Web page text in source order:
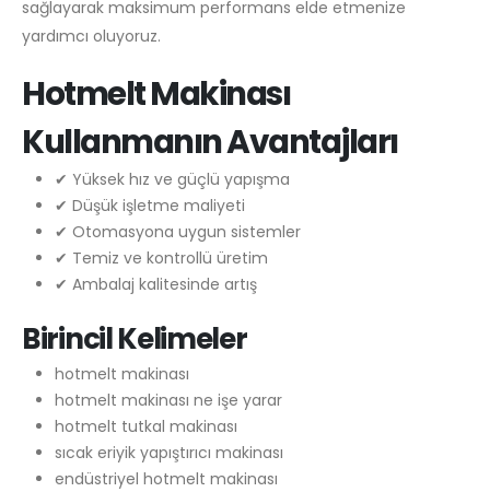
sağlayarak maksimum performans elde etmenize
yardımcı oluyoruz.
Hotmelt Makinası
Kullanmanın Avantajları
✔ Yüksek hız ve güçlü yapışma
✔ Düşük işletme maliyeti
✔ Otomasyona uygun sistemler
✔ Temiz ve kontrollü üretim
✔ Ambalaj kalitesinde artış
Birincil Kelimeler
hotmelt makinası
hotmelt makinası ne işe yarar
hotmelt tutkal makinası
sıcak eriyik yapıştırıcı makinası
endüstriyel hotmelt makinası